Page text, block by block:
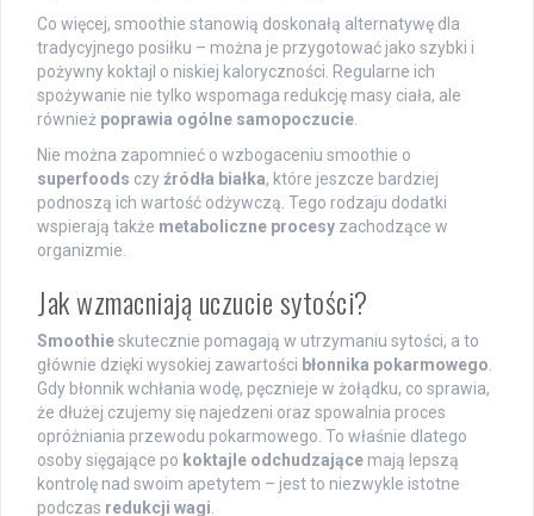
Co więcej, smoothie stanowią doskonałą alternatywę dla
tradycyjnego posiłku – można je przygotować jako szybki i
pożywny koktajl o niskiej kaloryczności. Regularne ich
spożywanie nie tylko wspomaga redukcję masy ciała, ale
również poprawia ogólne samopoczucie.
Nie można zapomnieć o wzbogaceniu smoothie o
superfoods czyźródła białka, które jeszcze bardziej
podnoszą ich wartość odżywczą. Tego rodzaju dodatki
wspierają także metaboliczne procesy zachodzące w
organizmie.
Jak wzmacniają uczucie sytości?
Smoothieskutecznie pomagają w utrzymaniu sytości, a to
głównie dzięki wysokiej zawartości błonnika pokarmowego.
Gdy błonnik wchłania wodę, pęcznieje w żołądku, co sprawia,
że dłużej czujemy się najedzeni oraz spowalnia proces
opróżniania przewodu pokarmowego. To właśnie dlatego
osoby sięgające po koktajle odchudzające mają lepszą
kontrolę nad swoim apetytem – jest to niezwykle istotne
podczas redukcji wagi.